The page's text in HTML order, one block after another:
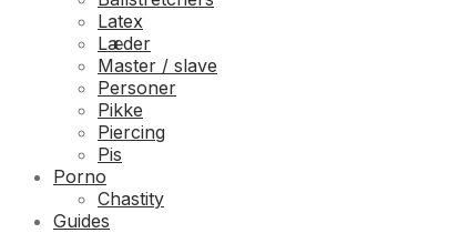
Latex
Læder
Master / slave
Personer
Pikke
Piercing
Pis
Porno
Chastity
Guides